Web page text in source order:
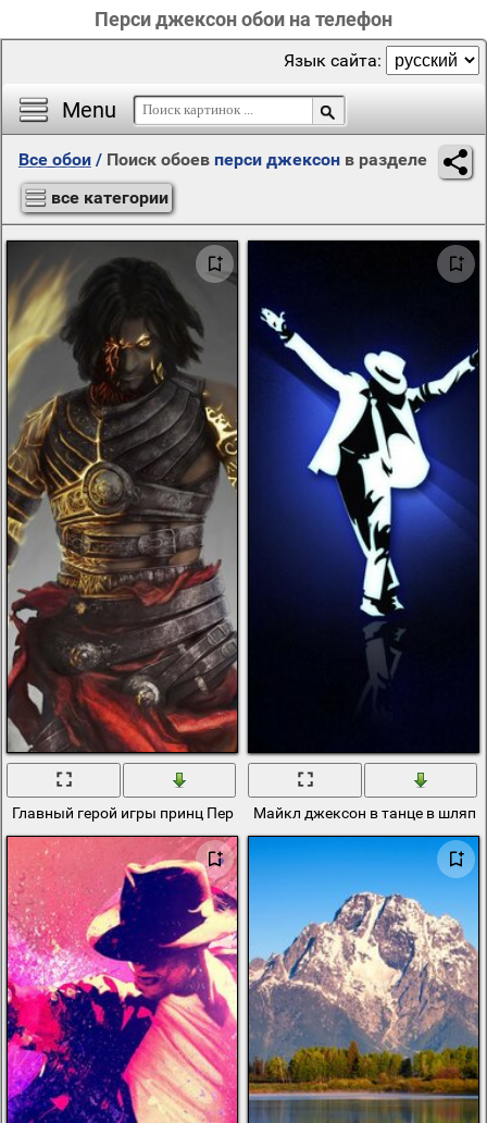
Перси джексон обои на телефон
Menu
Язык сайта:
Все обои / Поиск обоев перси джексон в разделе
все категории
Главный герой игры принц Персии на рабочий стол
Майкл джексон в танце в